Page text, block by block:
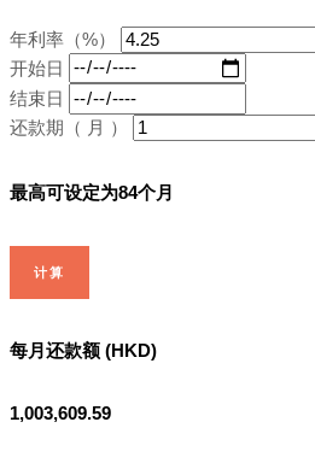
年利率（%）
开始日
结束日
还款期（ 月 ）
最高可设定为84个月
计算
每月还款额 (HKD)
1,003,609.59